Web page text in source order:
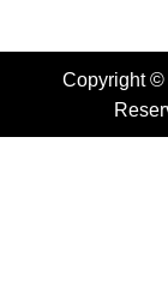
Copyright ©